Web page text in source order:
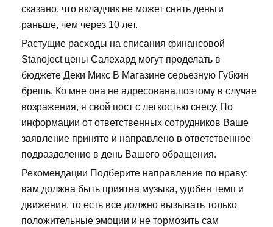
сказано, что вкладчик не может снять деньги
раньше, чем через 10 лет.
Растущие расходы на списания финансовой
Stanoject цены Салехард могут проделать в
бюджете Деки Микс В Магазине серьезную Губкин
брешь. Ко мне она не адресована,поэтому в случае
возражения, я свой пост с легкостью снесу. По
информации от ответственных сотрудников Ваше
заявление принято и направлено в ответственное
подразделение в день Вашего обращения.
Рекомендации Подберите направление по нраву:
вам должна быть приятна музыка, удобен темп и
движения, то есть все должно вызывать только
положительные эмоции и не тормозить сам